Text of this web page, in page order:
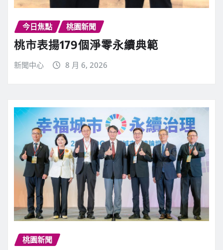
今日焦點 桃園新聞
桃市表揚179個淨零永續典範
新聞中心 8 月 6, 2026
桃園新聞